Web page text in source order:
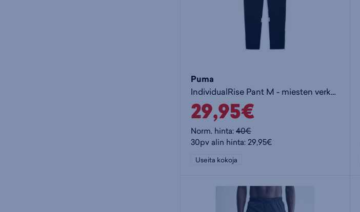
Puma
IndividualRise Pant M - miesten verkkarihousut
29,95€
Norm. hinta:40€
30pv alin hinta: 29,95€
Useita kokoja